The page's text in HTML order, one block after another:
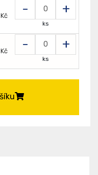
- +
ks
- +
ks